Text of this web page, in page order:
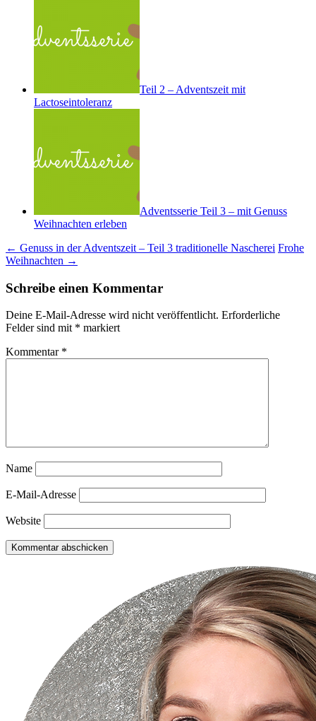
Teil 2 – Adventszeit mit
Lactoseintoleranz
Adventsserie Teil 3 – mit Genuss
Weihnachten erleben
Beitrags-
Navigation
← Genuss in der Adventszeit – Teil 3 traditionelle Nascherei Frohe
Weihnachten →
Schreibe einen Kommentar
Deine E-Mail-Adresse wird nicht veröffentlicht. Erforderliche
Felder sind mit * markiert
Kommentar *
Name
E-Mail-Adresse
Website